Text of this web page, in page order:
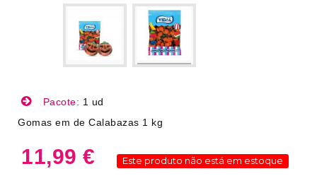
Pacote: 1 ud
Gomas em de Calabazas 1 kg
11,99 € Este produto não está em estoque